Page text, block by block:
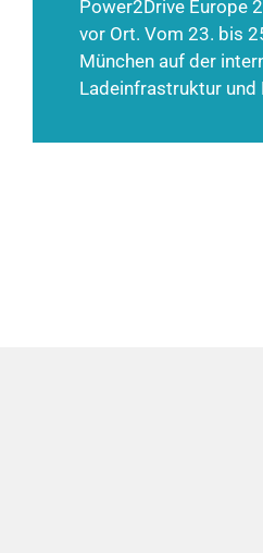
Power2Drive Europe
vor Ort. Vom 23. bis
München auf der
Ladeinfrastruktur und